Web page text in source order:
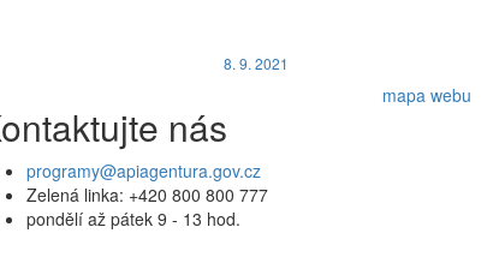
8. 9. 2021
nás
programy@apiagentura.gov.cz
Zelená linka: +420 800 800 777
pondělí až pátek 9 - 13 hod.
mapa webu